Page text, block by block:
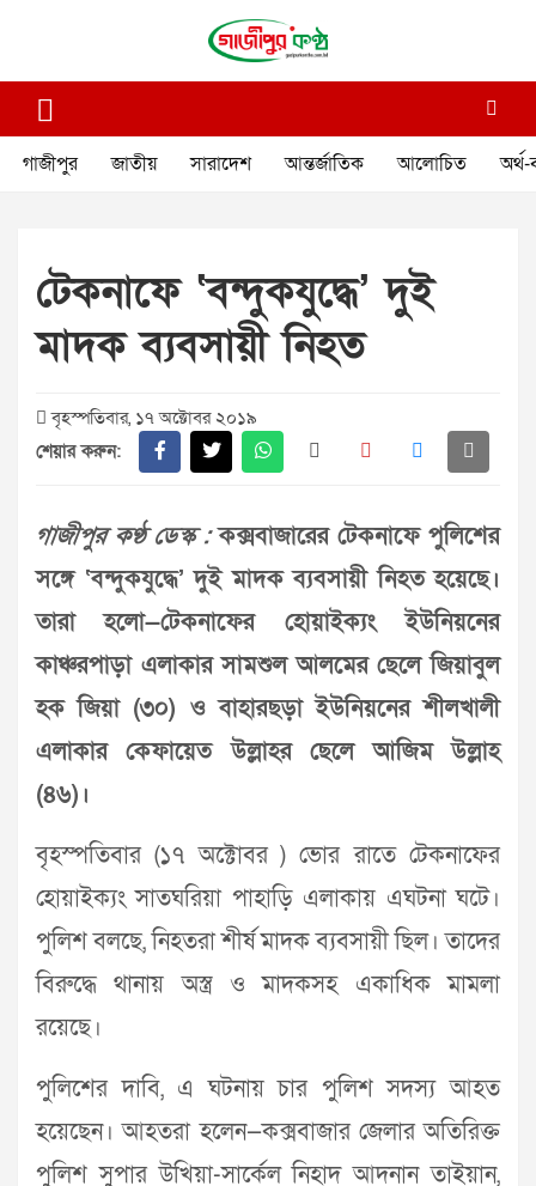
গাজীপুর কণ্ঠ
গাজীপুর জাতীয় সারাদেশ আন্তর্জাতিক আলোচিত অর্থ-
টেকনাফে ‘বন্দুকযুদ্ধে’ দুই
মাদক ব্যবসায়ী নিহত
বৃহস্পতিবার, ১৭ অক্টোবর ২০১৯
শেয়ার করুন:
গাজীপুর কণ্ঠ ডেস্ক :কক্সবাজারের টেকনাফে পুলিশের
সঙ্গে ‘বন্দুকযুদ্ধে’ দুই মাদক ব্যবসায়ী নিহত হয়েছে।
তারা হলো—টেকনাফের হোয়াইক্যং ইউনিয়নের
কাঞ্চরপাড়া এলাকার সামশুল আলমের ছেলে জিয়াবুল
হক জিয়া (৩০) ও বাহারছড়া ইউনিয়নের শীলখালী
এলাকার কেফায়েত উল্লাহর ছেলে আজিম উল্লাহ
(৪৬)।
বৃহস্পতিবার (১৭ অক্টোবর ) ভোর রাতে টেকনাফের
হোয়াইক্যং সাতঘরিয়া পাহাড়ি এলাকায় এঘটনা ঘটে।
পুলিশ বলছে, নিহতরা শীর্ষ মাদক ব্যবসায়ী ছিল। তাদের
বিরুদ্ধে থানায় অস্ত্র ও মাদকসহ একাধিক মামলা
রয়েছে।
পুলিশের দাবি, এ ঘটনায় চার পুলিশ সদস্য আহত
হয়েছেন। আহতরা হলেন—কক্সবাজার জেলার অতিরিক্ত
পুলিশ সুপার উখিয়া-সার্কেল নিহাদ আদনান তাইয়ান,